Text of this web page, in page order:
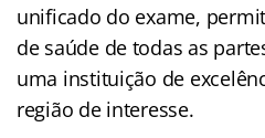
unificado do exame,
de saúde de todas as
uma instituição de
região de interesse.